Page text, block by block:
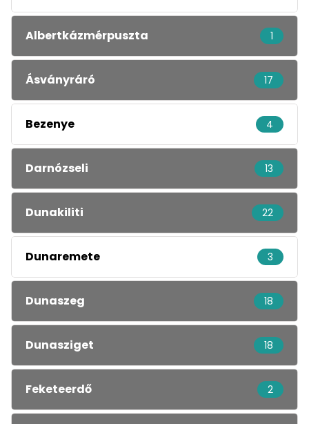
Albertkázmérpuszta 1
Ásványráró 17
Bezenye 4
Darnózseli 13
Dunakiliti 22
Dunaremete 3
Dunaszeg 18
Dunasziget 18
Feketeerdő 2